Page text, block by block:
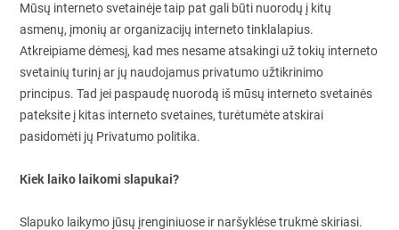
Mūsų interneto svetainėje taip pat gali būti nuorodų į kitų
asmenų, įmonių ar organizacijų interneto tinklalapius.
Atkreipiame dėmesį, kad mes nesame atsakingi už tokių interneto
svetainių turinį ar jų naudojamus privatumo užtikrinimo
principus. Tad jei paspaudę nuorodą iš mūsų interneto svetainės
pateksite į kitas interneto svetaines, turėtumėte atskirai
pasidomėti jų Privatumo politika.
Kiek laiko laikomi slapukai?
Slapuko laikymo jūsų įrenginiuose ir naršyklėse trukmė skiriasi.